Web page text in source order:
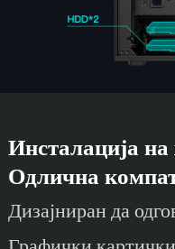
Инсталација на
Одлична
Дизајниран да